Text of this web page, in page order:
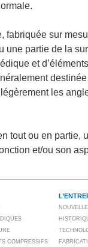
fabriquée sur
une partie de la
et
les
tout ou en partie,
et/ou son
COMPRESSIFS